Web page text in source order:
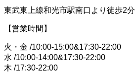
東武東上線和光市駅南口より徒歩2分
【営業時間】
火・金 /10:00-15:00&17:30-22:00
水 /10:00-14:00&17:30-22:00
木 /17:30-22:00